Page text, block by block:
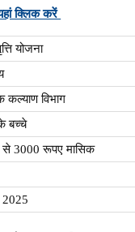
क्लिक करें
योजना
कल्याण विभाग
बच्चे
3000 रूपए मासिक